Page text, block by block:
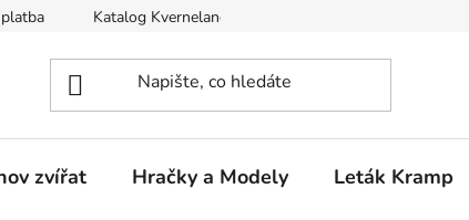
Katalog Kverneland
zvířat Hračky a Modely Leták Kramp